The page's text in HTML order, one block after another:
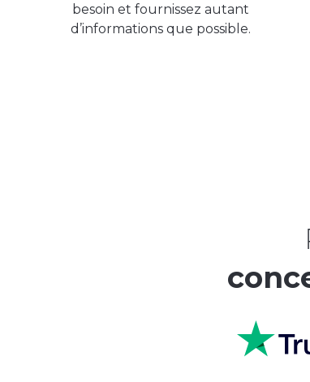
besoin et fournissez autant
d’informations que possible.